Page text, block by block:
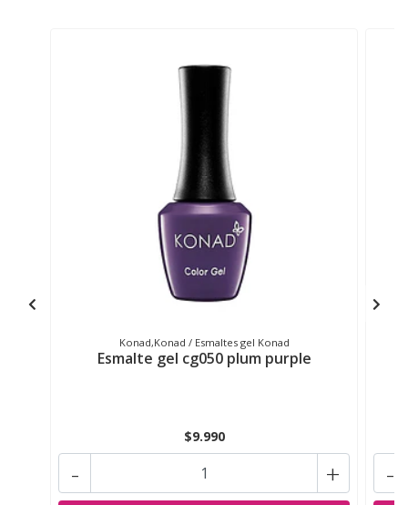
Konad,Konad / Esmaltes gel Konad
Esmalte gel cg050 plum purple
$9.990
+
- -